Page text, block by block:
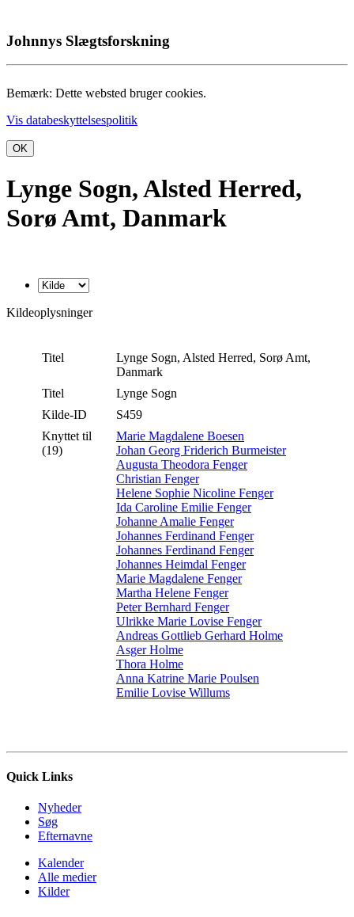
Johnnys Slægtsforskning
Bemærk: Dette websted bruger cookies.
Vis databeskyttelsespolitik
OK
Lynge Sogn, Alsted Herred,
Sorø Amt, Danmark
Kildeoplysninger
Titel
Lynge Sogn, Alsted Herred, Sorø Amt,
Danmark
Titel
Lynge Sogn
Kilde-ID
S459
Knyttet til
(19)
Marie Magdalene Boesen
Johan Georg Friderich Burmeister
Augusta Theodora Fenger
Christian Fenger
Helene Sophie Nicoline Fenger
Ida Caroline Emilie Fenger
Johanne Amalie Fenger
Johannes Ferdinand Fenger
Johannes Ferdinand Fenger
Johannes Heimdal Fenger
Marie Magdalene Fenger
Martha Helene Fenger
Peter Bernhard Fenger
Ulrikke Marie Lovise Fenger
Andreas Gottlieb Gerhard Holme
Asger Holme
Thora Holme
Anna Katrine Marie Poulsen
Emilie Lovise Willums
Quick Links
Nyheder
Søg
Efternavne
Kalender
Alle medier
Kilder